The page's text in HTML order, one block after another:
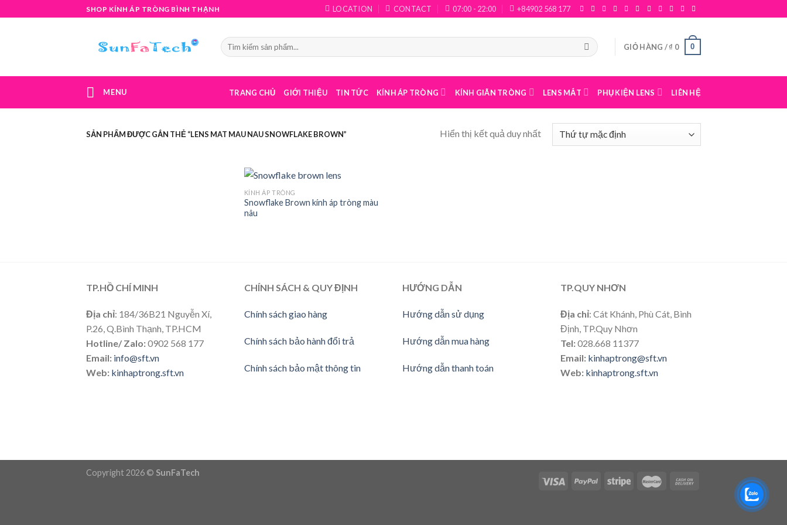
to
SHOP KÍNH ÁP TRÒNG BÌNH THẠNH LOCATION CONTACT 07:00 - 22:00 +84902 568 177
GIỎ HÀNG /₫ 0 0
MENU TRANG CHỦ GIỚI THIỆU TIN TỨC KÍNH ÁP TRÒNG KÍNH GIÃN TRÒNG LENS MẮT PHỤ KIỆN LENS LIÊN HỆ
SẢN PHẨM ĐƯỢC GẮN THẺ “LENS MAT MAU NAU SNOWFLAKE BROWN” Hiển thị kết quả duy nhất
KÍNH ÁP TRÒNG
Snowflake Brown kính áp tròng màu
nâu
TP.HỒ CHÍ MINH
Địa chỉ: 184/36B21 Nguyễn Xí,
P.26, Q.Bình Thạnh, TP.HCM
Hotline/ Zalo:0902 568 177
Email: info@sft.vn
Web: kinhaptrong.sft.vn
CHÍNH SÁCH & QUY ĐỊNH
Chính sách giao hàng
Chính sách bảo hành đổi trả
Chính sách bảo mật thông tin
HƯỚNG DẪN
Hướng dẫn sử dụng
Hướng dẫn mua hàng
Hướng dẫn thanh toán
TP.QUY NHƠN
Địa chỉ: Cát Khánh, Phù Cát, Bình
Định, TP.Quy Nhơn
Tel:028.668 11377
Email: kinhaptrong@sft.vn
Web: kinhaptrong.sft.vn
Copyright 2026 © SunFaTech